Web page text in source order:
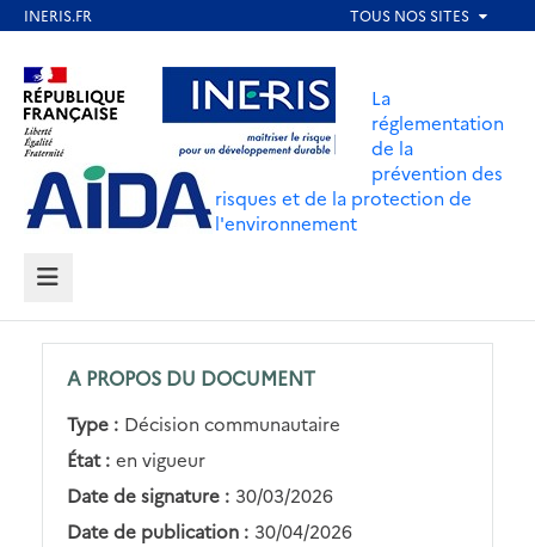
contenu
principal
Aller au contenu Aller au menu
Aller au pied de page
La
réglementation
de la
prévention des
risques et de la protection de
l'environnement
MENU
A PROPOS DU DOCUMENT
Type : Décision communautaire
État : en vigueur
Date de signature : 30/03/2026
Date de publication : 30/04/2026